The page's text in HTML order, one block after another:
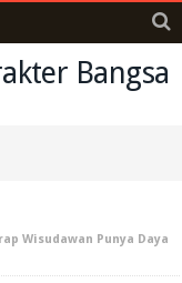
Wisudawan Punya Daya